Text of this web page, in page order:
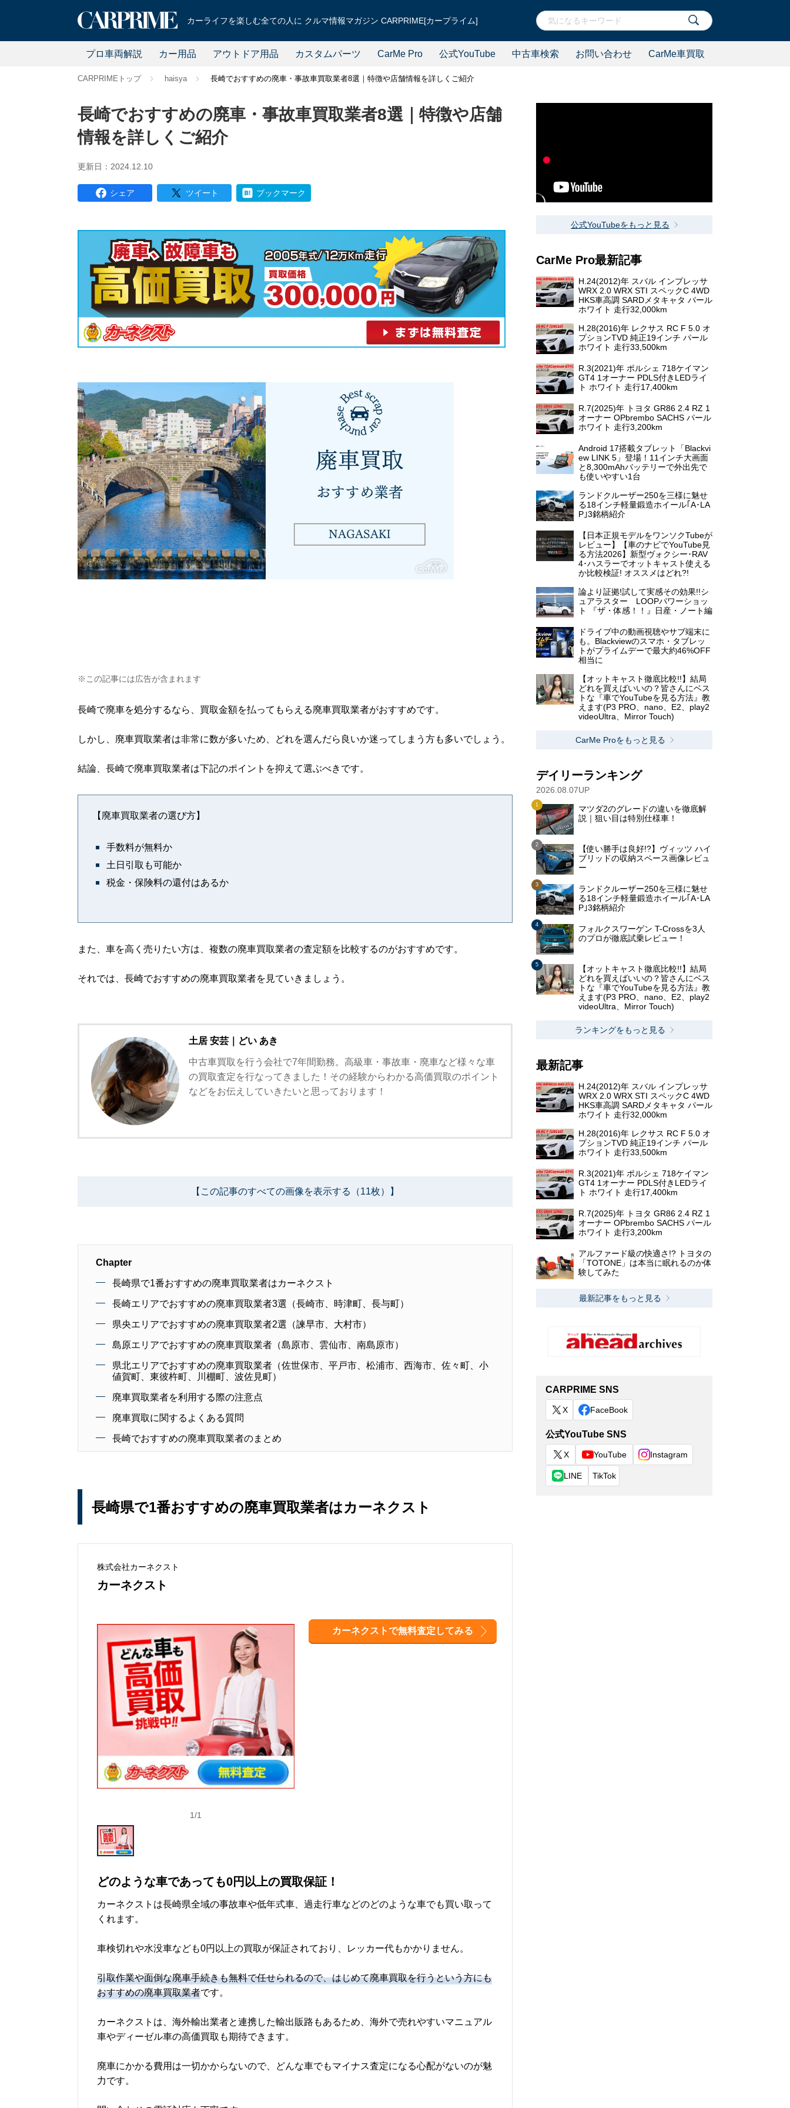
カーライフを楽しむ全ての人に クルマ情報マガジン CARPRIME[カープライム]
プロ車両解説 カー用品 アウトドア用品 カスタムパーツ CarMe Pro 公式YouTube 中古車検索 お問い合わせ CarMe車買取
CARPRIMEトップ haisya 長崎でおすすめの廃車・事故車買取業者8選｜特徴や店舗情報を詳しくご紹介
長崎でおすすめの廃車・事故車買取業者8選｜特徴や店舗
情報を詳しくご紹介
更新日：2024.12.10
シェア ツイート ブックマーク
※この記事には広告が含まれます
長崎で廃車を処分するなら、買取金額を払ってもらえる廃車買取業者がおすすめです。
しかし、廃車買取業者は非常に数が多いため、どれを選んだら良いか迷ってしまう方も多いでしょう。
結論、長崎で廃車買取業者は下記のポイントを抑えて選ぶべきです。
【廃車買取業者の選び方】
手数料が無料か
土日引取も可能か
税金・保険料の還付はあるか
また、車を高く売りたい方は、複数の廃車買取業者の査定額を比較するのがおすすめです。
それでは、長崎でおすすめの廃車買取業者を見ていきましょう。
土居 安芸｜どい あき
中古車買取を行う会社で7年間勤務。高級車・事故車・廃車など様々な車
の買取査定を行なってきました！その経験からわかる高価買取のポイント
などをお伝えしていきたいと思っております！
【この記事のすべての画像を表示する（11枚）】
Chapter
長崎県で1番おすすめの廃車買取業者はカーネクスト
長崎エリアでおすすめの廃車買取業者3選（長崎市、時津町、長与町）
県央エリアでおすすめの廃車買取業者2選（諫早市、大村市）
島原エリアでおすすめの廃車買取業者（島原市、雲仙市、南島原市）
県北エリアでおすすめの廃車買取業者（佐世保市、平戸市、松浦市、西海市、佐々町、小
値賀町、東彼杵町、川棚町、波佐見町）
廃車買取業者を利用する際の注意点
廃車買取に関するよくある質問
長崎でおすすめの廃車買取業者のまとめ
長崎県で1番おすすめの廃車買取業者はカーネクスト
株式会社カーネクスト
カーネクスト
1/1
カーネクストで無料査定してみる
どのような車であっても0円以上の買取保証！
カーネクストは長崎県全域の事故車や低年式車、過走行車などのどのような車でも買い取って
くれます。
車検切れや水没車なども0円以上の買取が保証されており、レッカー代もかかりません。
引取作業や面倒な廃車手続きも無料で任せられるので、はじめて廃車買取を行うという方にも
おすすめの廃車買取業者です。
カーネクストは、海外輸出業者と連携した輸出販路もあるため、海外で売れやすいマニュアル
車やディーゼル車の高価買取も期待できます。
廃車にかかる費用は一切かからないので、どんな車でもマイナス査定になる心配がないのが魅
力です。
公式YouTubeをもっと見る
CarMe Pro最新記事
H.24(2012)年 スバル インプレッサ
WRX 2.0 WRX STI スペックC 4WD
HKS車高調 SARDメタキャタ パール
ホワイト 走行32,000km
H.28(2016)年 レクサス RC F 5.0 オ
プションTVD 純正19インチ パール
ホワイト 走行33,500km
R.3(2021)年 ポルシェ 718ケイマン
GT4 1オーナー PDLS付きLEDライ
ト ホワイト 走行17,400km
R.7(2025)年 トヨタ GR86 2.4 RZ 1
オーナー OPbrembo SACHS パール
ホワイト 走行3,200km
Android 17搭載タブレット「Blackvi
ew LINK 5」登場！11インチ大画面
と8,300mAhバッテリーで外出先で
も使いやすい1台
ランドクルーザー250を三様に魅せ
る18インチ軽量鍛造ホイール｢A･LA
P｣3銘柄紹介
【日本正規モデルをワンソクTubeが
レビュー】【車のナビでYouTube見
る方法2026】新型ヴォクシー･RAV
4･ハスラーでオットキャスト使える
か比較検証! オススメはどれ?!
論より証拠!試して実感その効果!!シ
ュアラスター LOOPパワーショッ
ト 『ザ・体感！！』日産・ノート編
ドライブ中の動画視聴やサブ端末に
も。Blackviewのスマホ・タブレッ
トがプライムデーで最大約46%OFF
相当に
【オットキャスト徹底比較!!】結局
どれを買えばいいの？皆さんにベス
トな『車でYouTubeを見る方法』教
えます(P3 PRO、nano、E2、play2
videoUltra、Mirror Touch)
CarMe Proをもっと見る
デイリーランキング
2026.08.07UP
マツダ2のグレードの違いを徹底解
説｜狙い目は特別仕様車！
【使い勝手は良好!?】ヴィッツ ハイ
ブリッドの収納スペース画像レビュ
ー
ランドクルーザー250を三様に魅せ
る18インチ軽量鍛造ホイール｢A･LA
P｣3銘柄紹介
フォルクスワーゲン T-Crossを3人
のプロが徹底試乗レビュー！
【オットキャスト徹底比較!!】結局
どれを買えばいいの？皆さんにベス
トな『車でYouTubeを見る方法』教
えます(P3 PRO、nano、E2、play2
videoUltra、Mirror Touch)
ランキングをもっと見る
最新記事
H.24(2012)年 スバル インプレッサ
WRX 2.0 WRX STI スペックC 4WD
HKS車高調 SARDメタキャタ パール
ホワイト 走行32,000km
H.28(2016)年 レクサス RC F 5.0 オ
プションTVD 純正19インチ パール
ホワイト 走行33,500km
R.3(2021)年 ポルシェ 718ケイマン
GT4 1オーナー PDLS付きLEDライ
ト ホワイト 走行17,400km
R.7(2025)年 トヨタ GR86 2.4 RZ 1
オーナー OPbrembo SACHS パール
ホワイト 走行3,200km
アルファード級の快適さ!? トヨタの
「TOTONE」は本当に眠れるのか体
験してみた
最新記事をもっと見る
CARPRIME SNS
X FaceBook
公式YouTube SNS
X YouTube Instagram
LINE TikTok